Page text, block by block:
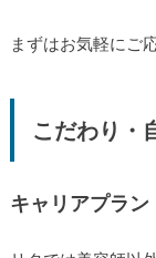
まずはお気軽にご
こだわり・
キャリアプラン